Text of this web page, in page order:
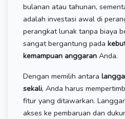
bulanan atau tahunan,
adalah investasi awal di
perangkat lunak tanpa biaya
sangat bergantung pada
kemampuan anggaran Anda.
Dengan memilih antara
sekali, Anda harus
fitur yang ditawarkan.
akses ke pembaruan dan